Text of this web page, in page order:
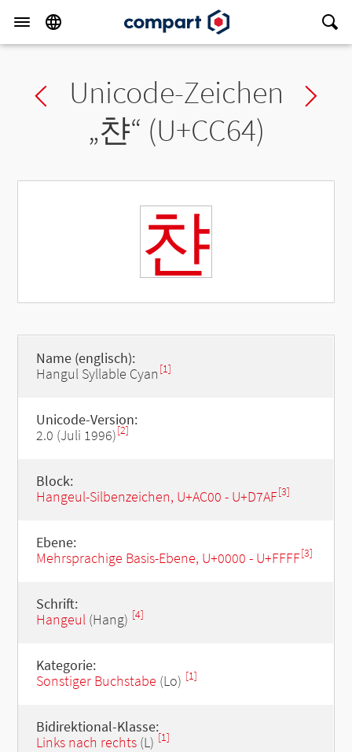
Previous char
Unicode-Zeichen
„챤“ (U+CC64)
챤
Name (englisch):
Hangul Syllable Cyan [1]
Unicode-Version:
2.0 (Juli 1996)[2]
Block:
Hangeul-Silbenzeichen, U+AC00 - U+D7AF[3]
Ebene:
Mehrsprachige Basis-Ebene, U+0000 - U+FFFF[3]
Schrift:
Hangeul(Hang) [4]
Kategorie:
Sonstiger Buchstabe (Lo) [1]
Bidirektional-Klasse:
Links nach rechts(L) [1]